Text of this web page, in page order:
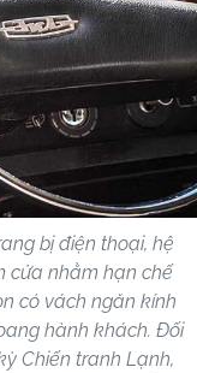
bị điện thoại, hệ
cửa nhằm hạn chế
có vách ngăn kính
hành khách. Đối
Chiến tranh Lạnh,